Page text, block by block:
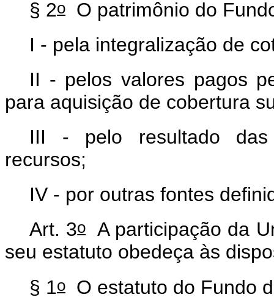
§ 2o O patrimônio do
I - pela integralização de
II - pelos valores pagos
para aquisição de cobertura
III - pelo resultado das
recursos;
IV - por outras fontes
Art. 3oA participação da
seu estatuto obedeça às
§ 1o O estatuto do Fundo